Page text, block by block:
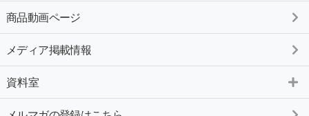
商品動画ページ
メディア掲載情報
資料室